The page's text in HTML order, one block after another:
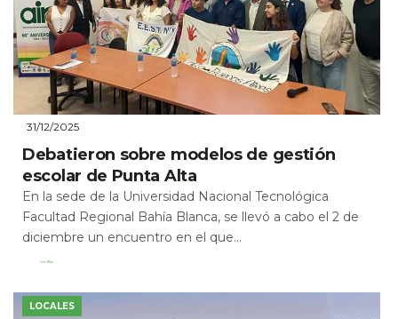
31/12/2025
Debatieron sobre modelos de gestión
escolar de Punta Alta
En la sede de la Universidad Nacional Tecnológica
Facultad Regional Bahía Blanca, se llevó a cabo el 2 de
diciembre un encuentro en el que...
Leer Más
LOCALES